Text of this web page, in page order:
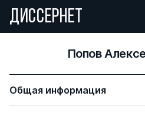
ДИССЕРНЕТ
Попов
Общая информация